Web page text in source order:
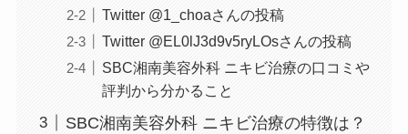
Twitter @1_choaさんの投稿
Twitter @EL0lJ3d9v5ryLOsさんの投稿
SBC湘南美容外科 ニキビ治療の口コミや
評判から分かること
SBC湘南美容外科 ニキビ治療の特徴は？